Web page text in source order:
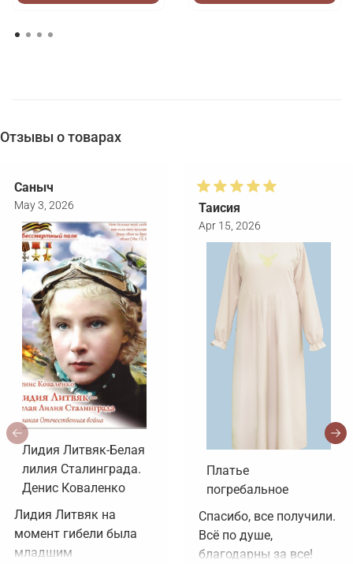
Отзывы о товарах
Саныч
May 3, 2026
Лидия Литвяк-Белая
лилия Сталинграда.
Денис Коваленко
Лидия Литвяк на
момент гибели была
младшим
Таисия
Apr 15, 2026
Платье
погребальное
Спасибо, все получили.
Всё по душе,
благодарны за все!